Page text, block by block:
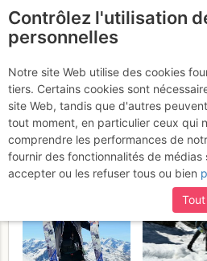
Passi
Valle dei Vitelli
2026
Contrôlez l'utilisation
personnelles
Notre site Web utilise des cookies
tiers. Certains cookies sont
site Web, tandis que d'autres
tout moment, en particulier ceux qui
comprendre les performances de
fournir des fonctionnalités de médias
accepter ou les refuser tous ou bien